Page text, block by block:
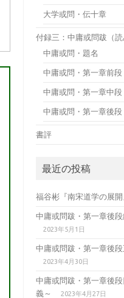
大学或問・伝十章
付録三：中庸或問跋（読
中庸或問・題名
中庸或問・第一章前段
中庸或問・第一章中段
中庸或問・第一章後段
書評
最近の投稿
福谷彬『南宋道学の展開
中庸或問跋・第一章後
2023年5月1日
中庸或問跋・第一章後
2023年4月30日
中庸或問跋・第一章後
義～
2023年4月27日